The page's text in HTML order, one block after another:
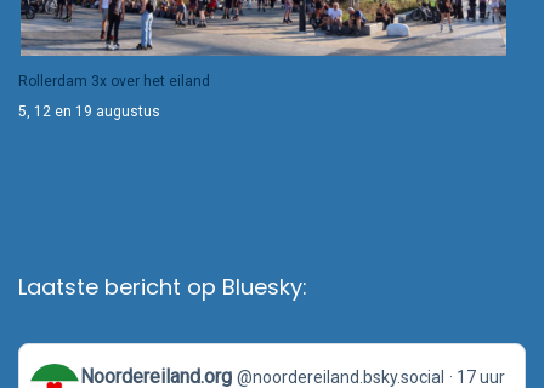
Rollerdam 3x over het eiland
5, 12 en 19 augustus
Laatste bericht op Bluesky:
View
Noordereiland.org @noordereiland.bsky.social 17 uur